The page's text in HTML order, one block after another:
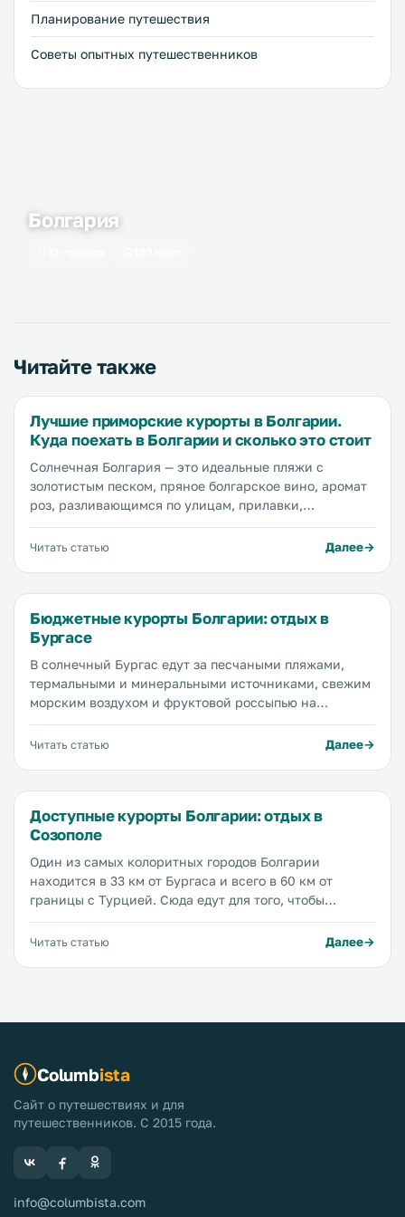
Планирование путешествия
Советы опытных путешественников
Болгария
Читайте также
Лучшие приморские курорты в Болгарии.
Куда поехать в Болгарии и сколько это стоит
Солнечная Болгария — это идеальные пляжи с
золотистым песком, пряное болгарское вино, аромат
роз, разливающимся по улицам, прилавки,
заваленные недорогими фруктами и овощами, и, что
особенно приятно, низкие цены на все. На побережье
пляжных курортах Болгарии и об их особенностях...
Читать статью Далее
Бюджетные курорты Болгарии: отдых в
Бургасе
В солнечный Бургас едут за песчаными пляжами,
термальными и минеральными источниками, свежим
морским воздухом и фруктовой россыпью на
прилавках. К главным достопримечательностям
Бургаса относятся, разумеется, его пляжи, например
Читать статью Далее
Доступные курорты Болгарии: отдых в
Созополе
Один из самых колоритных городов Болгарии
находится в 33 км от Бургаса и всего в 60 км от
границы с Турцией. Сюда едут для того, чтобы
позагорать на бесконечных песчаных пляжах,
покупаться в чистейшем теплом море, подышать
Читать статью Далее
Columbista
Сайт о путешествиях и для
путешественников. С 2015 года.
info@columbista.com